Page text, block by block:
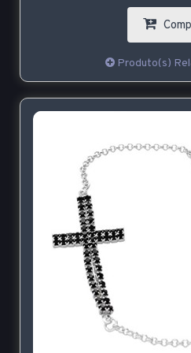
Produto(s)